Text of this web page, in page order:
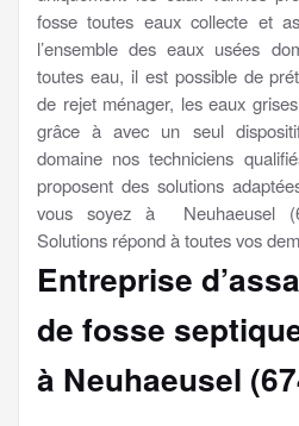
fosse toutes eaux collecte et
l’ensemble des eaux usées
toutes eau, il est possible de
de rejet ménager, les eaux
grâce à avec un seul
domaine nos techniciens
proposent des solutions
vous soyez à Neuhaeusel
Solutions répond à toutes vos
Entreprise
de fosse
à Neuhaeusel